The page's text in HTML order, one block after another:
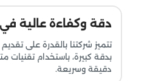
دقة وكفاءة عالية
تتميز شركتنا بالقدرة على
بدقة كبيرة، باستخدام تقنيات
دقيقة وسريعة.